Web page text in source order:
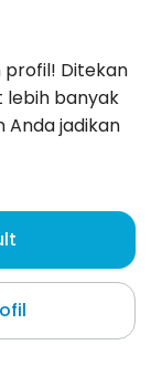
relacji 😊
profil! Ditekan
lebih banyak
Anda jadikan